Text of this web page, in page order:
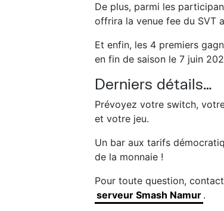
De plus, parmi les
offrira la venue fee du SVT
Et enfin, les 4 premiers
en fin de saison le 7 juin
Derniers détails…
Prévoyez votre switch,
et votre jeu.
Un bar aux tarifs
de la monnaie !
Pour toute question,
serveur Smash Namur .